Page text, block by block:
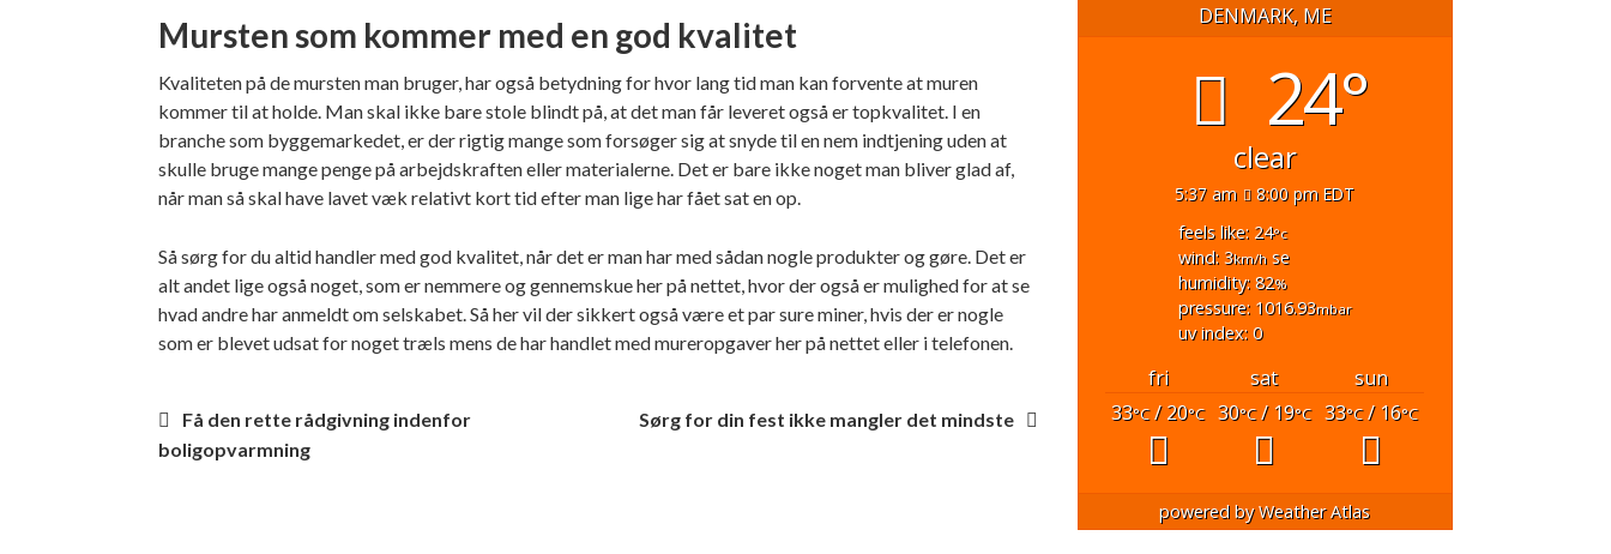
Mursten som kommer med en god kvalitet
Kvaliteten på de mursten man bruger, har også betydning for hvor lang tid man kan forvente at muren
kommer til at holde. Man skal ikke bare stole blindt på, at det man får leveret også er topkvalitet. I en
branche som byggemarkedet, er der rigtig mange som forsøger sig at snyde til en nem indtjening uden at
skulle bruge mange penge på arbejdskraften eller materialerne. Det er bare ikke noget man bliver glad af,
når man så skal have lavet væk relativt kort tid efter man lige har fået sat en op.
Så sørg for du altid handler med god kvalitet, når det er man har med sådan nogle produkter og gøre. Det er
alt andet lige også noget, som er nemmere og gennemskue her på nettet, hvor der også er mulighed for at se
hvad andre har anmeldt om selskabet. Så her vil der sikkert også være et par sure miner, hvis der er nogle
som er blevet udsat for noget træls mens de har handlet med mureropgaver her på nettet eller i telefonen.
Indlægsnavigation
Få den rette rådgivning indenfor
boligopvarmning
Sørg for din fest ikke mangler det mindste
DENMARK, ME
24°
clear
5:37 am
8:00 pm EDT
feels like: 24°c
wind: 3km/hse
humidity: 82%
pressure: 1016.93mbar
uv index: 0
fri sat
sun
33°C/ 20°C 30°C/ 19°C 33°C/ 16°C
powered byWeather Atlas